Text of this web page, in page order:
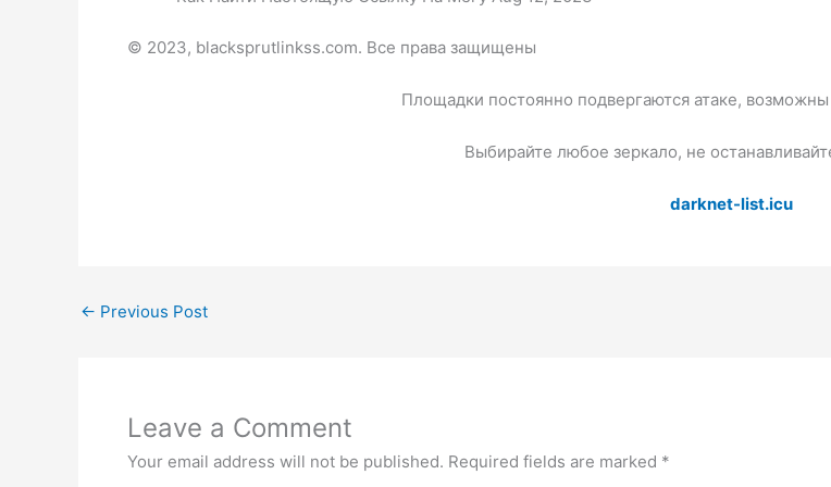
© 2023, blacksprutlinkss.com. Все права защищены
Площадки постоянно подвергаются атаке,
Выбирайте любое зеркало, не
darknet-list.icu
← Previous Post
Leave a Comment
Your email address will not be published. Required fields are marked *